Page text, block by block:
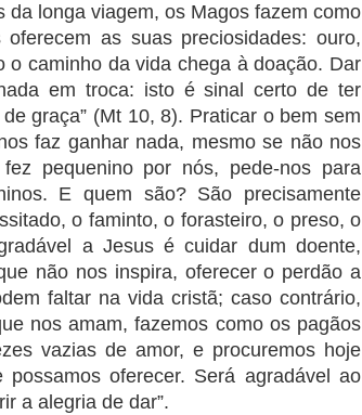
longa viagem, os Magos fazem como
as suas preciosidades: ouro,
o caminho da vida chega à doação. Dar
em troca: isto é sinal certo de ter
graça” (Mt 10, 8). Praticar o bem sem
faz ganhar nada, mesmo se não nos
pequenino por nós, pede-nos para
E quem são? São precisamente
o faminto, o forasteiro, o preso, o
a Jesus é cuidar dum doente,
não nos inspira, oferecer o perdão a
faltar na vida cristã; caso contrário,
nos amam, fazemos como os pagãos
vazias de amor, e procuremos hoje
oferecer. Será agradável ao
a alegria de dar”.